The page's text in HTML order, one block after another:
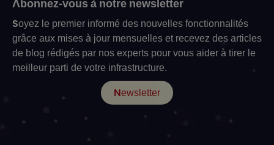
Abonnez-vous à notre newsletter
Soyez le premier informé des nouvelles fonctionnalités
grâce aux mises à jour mensuelles et recevez des articles
de blog rédigés par nos experts pour vous aider à tirer le
meilleur parti de votre infrastructure.
Newsletter